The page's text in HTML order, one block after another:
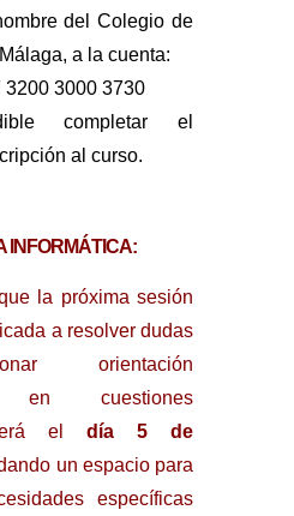
del Colegio de
a la cuenta:
3200 3000 3730
completar el
al curso.
INFORMÁTICA:
la próxima sesión
a resolver dudas
orientación
en cuestiones
el día 5 de
un espacio para
específicas